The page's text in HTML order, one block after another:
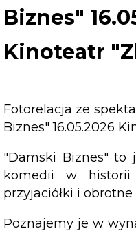
Biznes"
Kinoteatr
Fotorelacja ze
Biznes" 16.05.2026
"Damski Biznes" to
komedii w
przyjaciółki i obrotne
Poznajemy je w